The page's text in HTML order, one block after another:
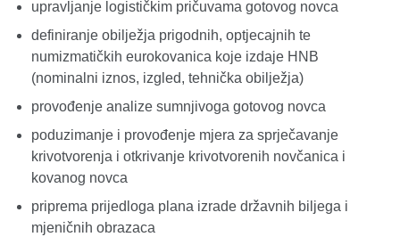
upravljanje logističkim pričuvama gotovog novca
definiranje obilježja prigodnih, optjecajnih te
numizmatičkih eurokovanica koje izdaje HNB
(nominalni iznos, izgled, tehnička obilježja)
provođenje analize sumnjivoga gotovog novca
poduzimanje i provođenje mjera za sprječavanje
krivotvorenja i otkrivanje krivotvorenih novčanica i
kovanog novca
priprema prijedloga plana izrade državnih biljega i
mjeničnih obrazaca